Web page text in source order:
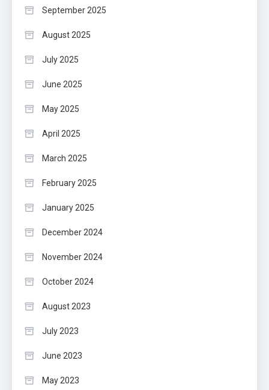
September 2025
August 2025
July 2025
June 2025
May 2025
April 2025
March 2025
February 2025
January 2025
December 2024
November 2024
October 2024
August 2023
July 2023
June 2023
May 2023